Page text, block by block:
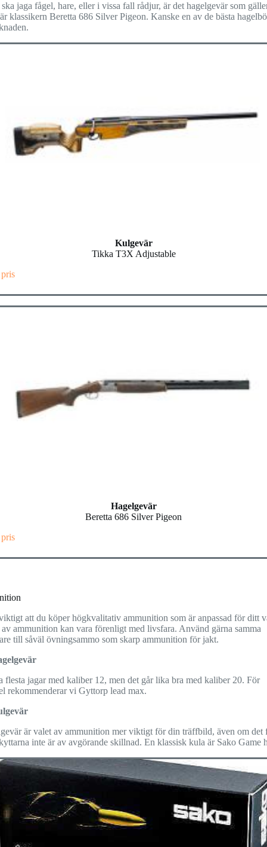
jaga fågel, hare, eller i vissa fall rådjur, är det hagelgevär som
klassikern Beretta 686 Silver Pigeon. Kanske en av de bästa
Kulgevär
Tikka T3X Adjustable
Hagelgevär
Beretta 686 Silver Pigeon
att du köper högkvalitativ ammunition som är anpassad för ditt
ammunition kan vara förenligt med livsfara. Använd gärna samma
till såväl övningsammo som skarp ammunition för jakt.
flesta jagar med kaliber 12, men det går lika bra med kaliber 20. För
rekommenderar vi Gyttorp lead max.
är valet av ammunition mer viktigt för din träffbild, även om det
inte är av avgörande skillnad. En klassisk kula är Sako Game